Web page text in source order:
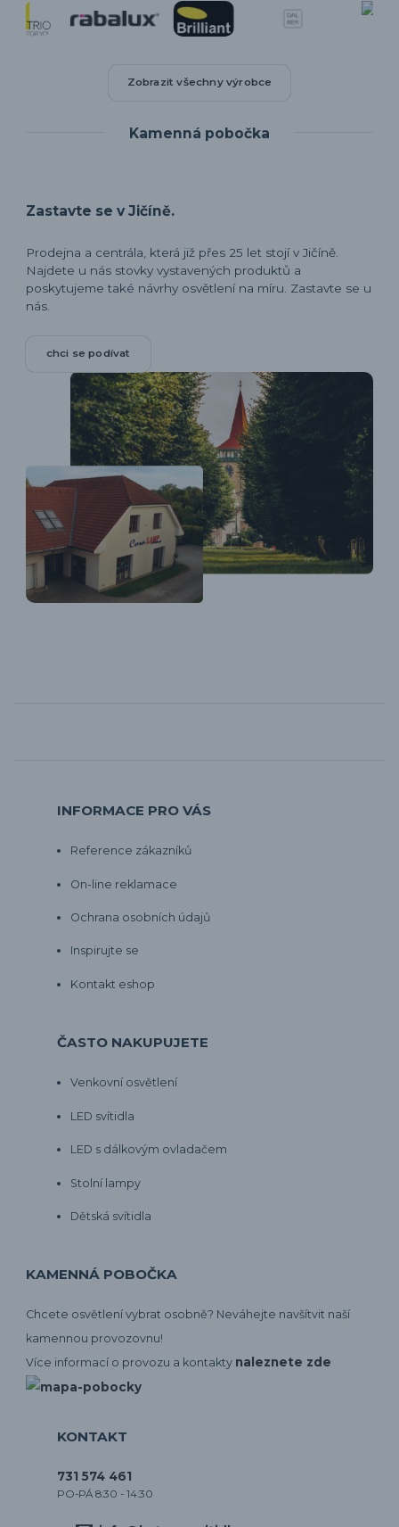
Zobrazit všechny výrobce
Kamenná pobočka
Zastavte se v Jičíně.
Prodejna a centrála, která již přes 25 let stojí v Jičíně.
Najdete u nás stovky vystavených produktů a
poskytujeme také návrhy osvětlení na míru. Zastavte se u
nás.
chci se podívat
INFORMACE PRO VÁS
Reference zákazníků
On-line reklamace
Ochrana osobních údajů
Inspirujte se
Kontakt eshop
ČASTO NAKUPUJETE
Venkovní osvětlení
LED svítidla
LED s dálkovým ovladačem
Stolní lampy
Dětská svítidla
KAMENNÁ POBOČKA
Chcete osvětlení vybrat osobně? Neváhejte navšítvit naší
kamennou provozovnu!
Více informací o provozu a kontakty naleznete zde
KONTAKT
731 574 461
PO-PÁ 8:30 - 14:30